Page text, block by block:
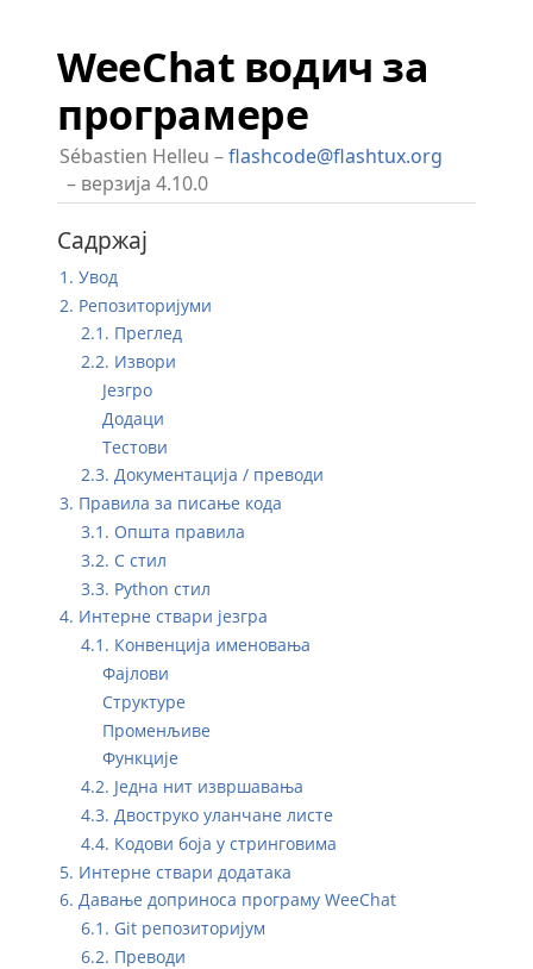
WeeChat водич за
програмере
Sébastien Helleu
flashcode@flashtux.org
верзија 4.10.0
Садржај
1. Увод
2. Репозиторијуми
2.1. Преглед
2.2. Извори
Језгро
Додаци
Тестови
2.3. Документација / преводи
3. Правила за писање кода
3.1. Општа правила
3.2. C стил
3.3. Python стил
4. Интерне ствари језгра
4.1. Конвенција именовања
Фајлови
Структуре
Променљиве
Функције
4.2. Једна нит извршавања
4.3. Двоструко уланчане листе
4.4. Кодови боја у стринговима
5. Интерне ствари додатака
6. Давање доприноса програму WeeChat
6.1. Git репозиторијум
6.2. Преводи